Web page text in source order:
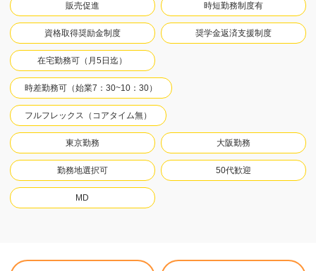
販売促進 時短勤務制度有
資格取得奨励金制度 奨学金返済支援制度
在宅勤務可（月5日迄）
時差勤務可（始業7：30~10：30）
フルフレックス（コアタイム無）
東京勤務 大阪勤務
勤務地選択可 50代歓迎
MD